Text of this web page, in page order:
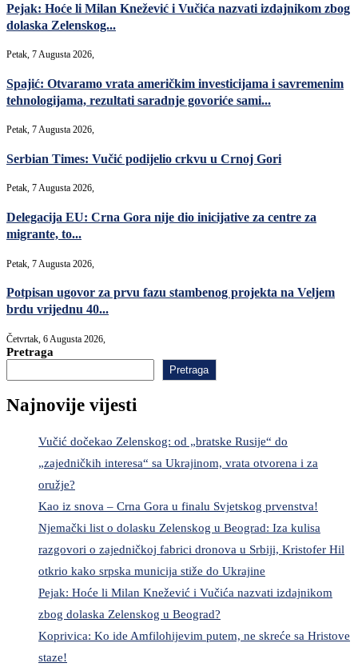
Pejak: Hoće li Milan Knežević i Vučića nazvati izdajnikom zbog
dolaska Zelenskog...
Petak, 7 Augusta 2026,
Spajić: Otvaramo vrata američkim investicijama i savremenim
tehnologijama, rezultati saradnje govoriće sami...
Petak, 7 Augusta 2026,
Serbian Times: Vučić podijelio crkvu u Crnoj Gori
Petak, 7 Augusta 2026,
Delegacija EU: Crna Gora nije dio inicijative za centre za
migrante, to...
Petak, 7 Augusta 2026,
Potpisan ugovor za prvu fazu stambenog projekta na Veljem
brdu vrijednu 40...
Četvrtak, 6 Augusta 2026,
Pretraga
Pretraga
Najnovije vijesti
Vučić dočekao Zelenskog: od „bratske Rusije“ do
„zajedničkih interesa“ sa Ukrajinom, vrata otvorena i za
oružje?
Kao iz snova – Crna Gora u finalu Svjetskog prvenstva!
Njemački list o dolasku Zelenskog u Beograd: Iza kulisa
razgovori o zajedničkoj fabrici dronova u Srbiji, Kristofer Hil
otkrio kako srpska municija stiže do Ukrajine
Pejak: Hoće li Milan Knežević i Vučića nazvati izdajnikom
zbog dolaska Zelenskog u Beograd?
Koprivica: Ko ide Amfilohijevim putem, ne skreće sa Hristove
staze!